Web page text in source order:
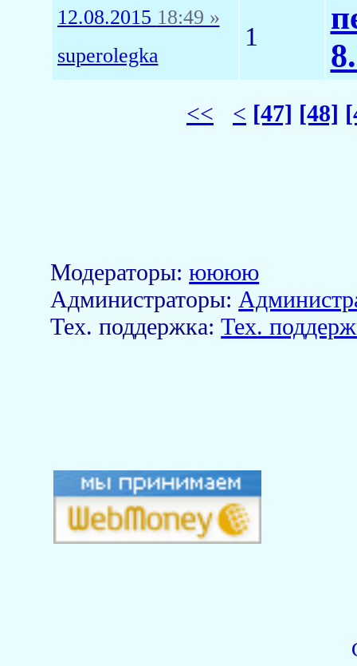
12.08.2015 18:49 »
superolegka
1
<< < [47] [48]
Модераторы:юююю
Aдминистраторы:
Тех. поддержка:Тех.